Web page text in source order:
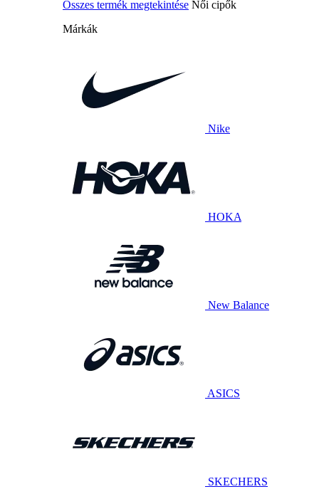
Összes termék megtekintése Női cipők
Márkák
Nike
HOKA
New Balance
ASICS
SKECHERS